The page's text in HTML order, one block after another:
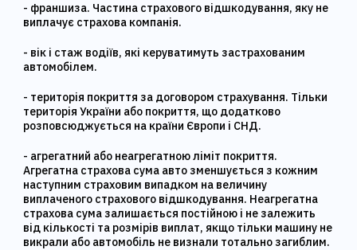
- франшиза. Частина страхового відшкодування, яку не
виплачує страхова компанія.
- вік і стаж водіїв, які керуватимуть застрахованим
автомобілем.
- територія покриття за договором страхування. Тільки
територія України або покриття, що додатково
розповсюджується на країни Європи і СНД.
- агрегатний або неагрегатною ліміт покриття.
Агрегатна страхова сума авто зменшується з кожним
наступним страховим випадком на величину
виплаченого страхового відшкодування. Неагрегатна
страхова сума залишається постійною і не залежить
від кількості та розмірів виплат, якщо тільки машину не
викрали або автомобіль не визнали тотально загиблим.